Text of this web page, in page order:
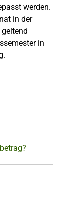
werden.
in der
in